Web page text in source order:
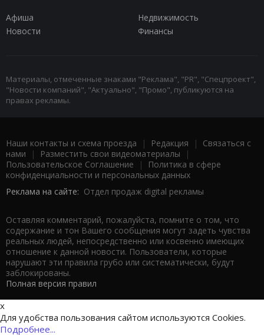
Афиша
Недвижимость
Новости
Финансы
Материалы, отмеченные знаками "Реклама", "PR", "Спецпроект",
"Новости компаний", "Актуально", "Промо", публикуются на
правах рекламы.
Наши контакты и схема проезда | Редакция | Связаться с
нами | Разместить свои видеоматериалы |
Пользовательское Соглашение |
Политика в сфере
конфиденциальности и персональных данных
Реклама на сайте: Отдел продаж digital рекламы
Оставляя комментарий, пожалуйста, помните о том, что
содержание и тон Вашего сообщения могут задеть чувства
реальных людей, непосредственно или косвенно имеющих
отношение к данной новости. Пользователи, которые
нарушают эти правила грубо или систематически, будут
заблокированы.
Полная версия правил
x
Для удобства пользования сайтом используются Cookies.
Подробнее...